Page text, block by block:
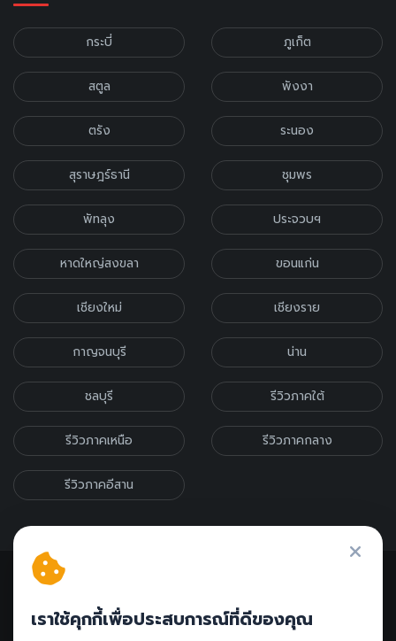
กระบี่ ภูเก็ต
สตูล พังงา
ตรัง ระนอง
สุราษฎร์ธานี ชุมพร
พัทลุง ประจวบฯ
หาดใหญ่สงขลา ขอนแก่น
เชียงใหม่ เชียงราย
กาญจนบุรี น่าน
ชลบุรี รีวิวภาคใต้
รีวิวภาคเหนือ รีวิวภาคกลาง
รีวิวภาคอีสาน
เราใช้คุกกี้เพื่อประสบการณ์ที่ดีของคุณ